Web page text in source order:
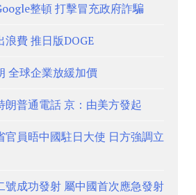
整頓 打擊冒充政府詐騙
浪費 推日版DOGE
全球企業放緩加價
朗普通電話 京：由美方發起
官員晤中國駐日大使 日方強調立
號成功發射 屬中國首次應急發射